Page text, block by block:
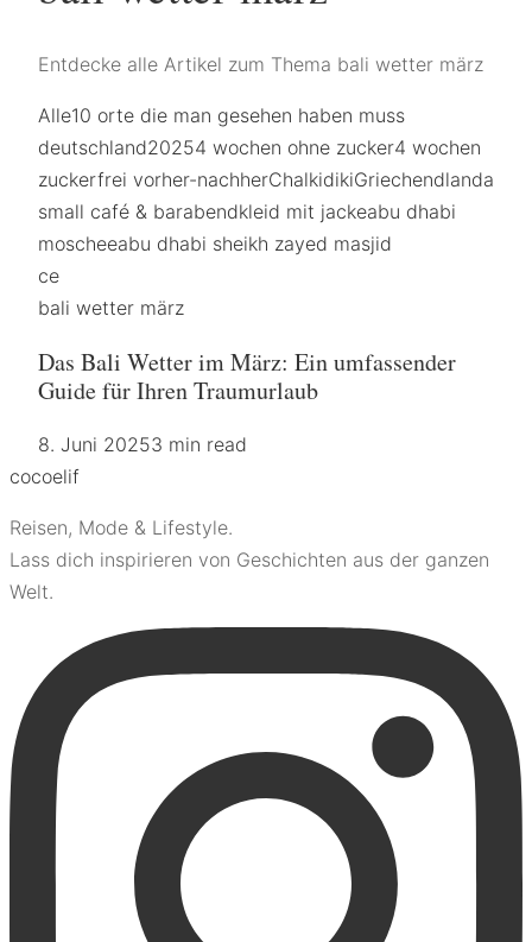
Entdecke alle Artikel zum Thema bali wetter märz
Alle10 orte die man gesehen haben muss
deutschland20254 wochen ohne zucker4 wochen
zuckerfrei vorher-nachherChalkidikiGriechendlanda
small café & barabendkleid mit jackeabu dhabi
moscheeabu dhabi sheikh zayed masjid
ce
bali wetter märz
Das Bali Wetter im März: Ein umfassender
Guide für Ihren Traumurlaub
8. Juni 20253 min read
cocoelif
Reisen, Mode & Lifestyle.
Lass dich inspirieren von Geschichten aus der ganzen
Welt.